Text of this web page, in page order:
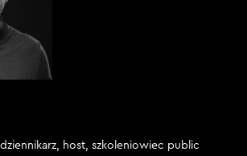
dziennikarz, host, szkoleniowiec public